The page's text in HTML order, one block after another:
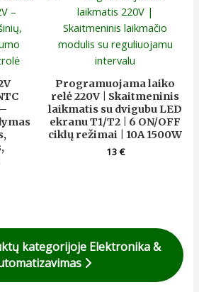
Programuojama laiko
relė 220V | Skaitmeninis
laikmatis su dvigubu LED
ekranu T1/T2 | 6 ON/OFF
ciklų režimai | 10A 1500W
13€
kategorijoje Elektronika &